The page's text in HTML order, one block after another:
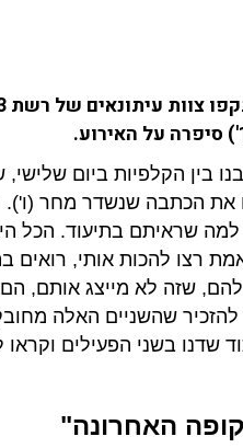
הקלפיות ביום שלישי,
הכתבה שנשדר מחר (ו').
למה שראיתם בתיעוד. הכל
רצו להכות אותי, רואים
שזה לא מייצג אותם, הם
שהשניים האלה
שדנו בשני הפעילים
האחרונה"